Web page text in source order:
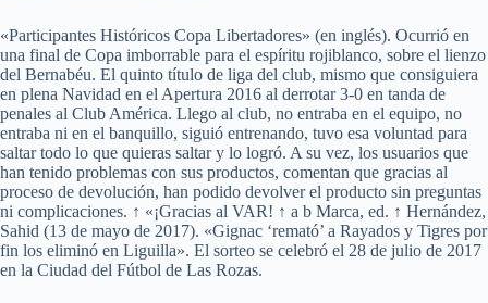
«Participantes Históricos Copa Libertadores» (en inglés). Ocurrió en
una final de Copa imborrable para el espíritu rojiblanco, sobre el lienzo
del Bernabéu. El quinto título de liga del club, mismo que consiguiera
en plena Navidad en el Apertura 2016 al derrotar 3-0 en tanda de
penales al Club América. Llego al club, no entraba en el equipo, no
entraba ni en el banquillo, siguió entrenando, tuvo esa voluntad para
saltar todo lo que quieras saltar y lo logró. A su vez, los usuarios que
han tenido problemas con sus productos, comentan que gracias al
proceso de devolución, han podido devolver el producto sin preguntas
ni complicaciones. ↑ «¡Gracias al VAR! ↑ a b Marca, ed. ↑ Hernández,
Sahid (13 de mayo de 2017). «Gignac ‘remató’ a Rayados y Tigres por
fin los eliminó en Liguilla». El sorteo se celebró el 28 de julio de 2017
en la Ciudad del Fútbol de Las Rozas.